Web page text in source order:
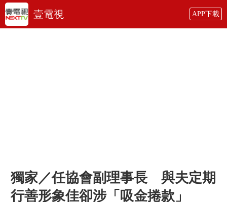
壹電視 APP下載
獨家／任協會副理事長 與夫定期
行善形象佳卻涉「吸金捲款」